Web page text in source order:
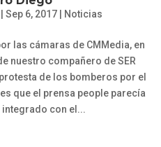
|Sep 6, 2017 Noticias
las cámaras de CMMedia, en
nuestro compañero de SER
de los bomberos por el
que el prensa people parecía
con el...